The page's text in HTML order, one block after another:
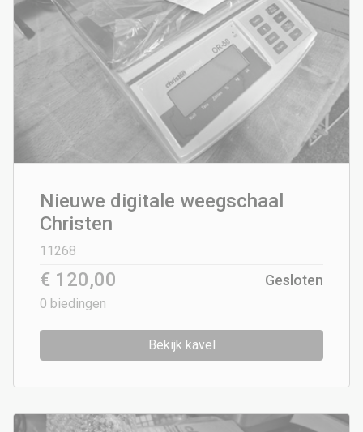
Nieuwe digitale weegschaal
Christen
11268
€ 120,00
0 biedingen
Gesloten
Bekijk kavel